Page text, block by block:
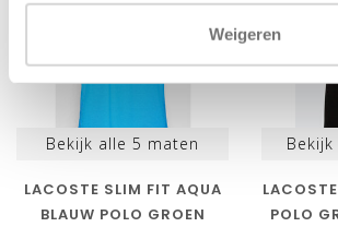
Weigeren
Bekijk alle 5 maten
LACOSTE SLIM FIT AQUA
BLAUW POLO GROEN
Bekijk
POLO